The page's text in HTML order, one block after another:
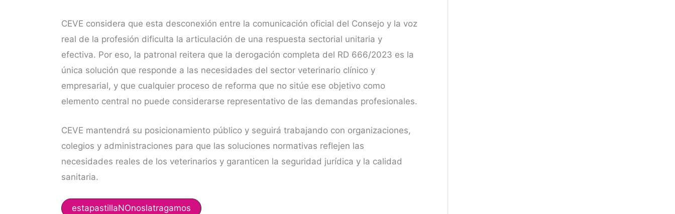
CEVE considera que esta desconexión entre la comunicación oficial del Consejo y la voz
real de la profesión dificulta la articulación de una respuesta sectorial unitaria y
efectiva. Por eso, la patronal reitera que la derogación completa del RD 666/2023 es la
única solución que responde a las necesidades del sector veterinario clínico y
empresarial, y que cualquier proceso de reforma que no sitúe ese objetivo como
elemento central no puede considerarse representativo de las demandas profesionales.
CEVE mantendrá su posicionamiento público y seguirá trabajando con organizaciones,
colegios y administraciones para que las soluciones normativas reflejen las
necesidades reales de los veterinarios y garanticen la seguridad jurídica y la calidad
sanitaria.
estapastillaNOnoslatragamos